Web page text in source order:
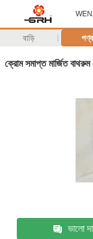
বাড়ি পণ্য
ক্রোম সমাপ্ত মার্জিত বাথরুম
ভালো